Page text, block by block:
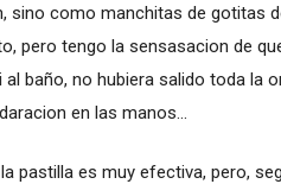
sino como manchitas de gotitas
pero tengo la sensasacion de
al baño, no hubiera salido toda la
en las manos...
pastilla es muy efectiva, pero,